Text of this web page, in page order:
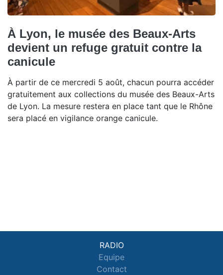
À Lyon, le musée des Beaux-Arts
devient un refuge gratuit contre la
canicule
À partir de ce mercredi 5 août, chacun pourra accéder
gratuitement aux collections du musée des Beaux-Arts
de Lyon. La mesure restera en place tant que le Rhône
sera placé en vigilance orange canicule.
RADIO
Equipe
Contact